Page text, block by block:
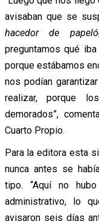
avisaban que se
hacedor de
preguntamos qué
porque estábamos
nos podían
realizar, porque
demorados”,
Cuarto Propio.
Para la editora esta
nunca antes se
tipo. “Aquí no
administrativo, lo
avisaron seis días